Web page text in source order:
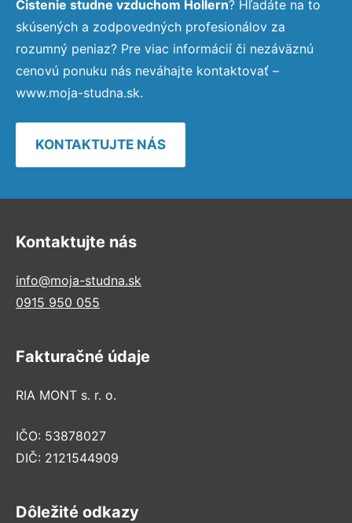
Čistenie studne vzduchom Hollern? Hľadáte na to
skúsených a zodpovedných profesionálov za
rozumný peniaz? Pre viac informácií či nezáväznú
cenovú ponuku nás neváhajte kontaktovať –
www.moja-studna.sk.
KONTAKTUJTE NÁS
Kontaktujte nás
info@moja-studna.sk
0915 950 055
Fakturačné údaje
RIA MONT s. r. o.
IČO: 53878027
DIČ: 2121544909
Dôležité odkazy